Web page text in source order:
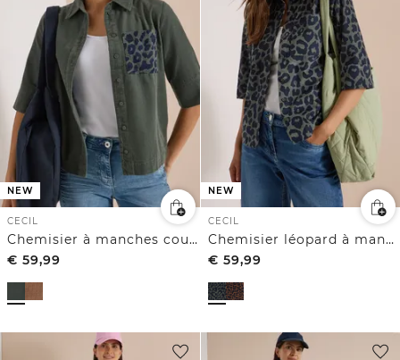
NEW
CECIL
Chemisier à manches courtes en velours côtelé avec poche poitrine
€ 59,99
NEW
CECIL
Chemisier léopard à manches courtes en velours côtelé
€ 59,99